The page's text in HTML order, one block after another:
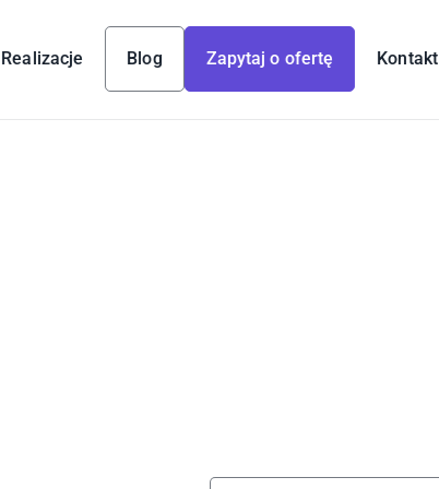
Realizacje Blog Zapytaj o ofertę Kontakt